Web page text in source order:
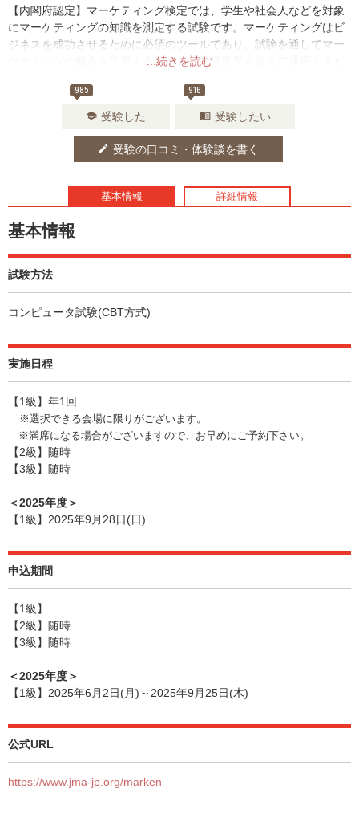
...続きを読む
【内閣府認定】マーケティング検定では、学生や社会人などを対象
にマーケティングの知識を測定する試験です。マーケティングはビ
ジネスを成功させるために必須のツールであり、試験を通してマー
ケティングの概念を学習することで、業種業界を超えて通用するビ
985
school 受験した
916
menu_book 受験したい
edit 受験の口コミ・体験談を書く
基本情報 詳細情報
基本情報
試験方法
コンピュータ試験(CBT方式)
実施日程
【1級】年1回
※選択できる会場に限りがございます。
※満席になる場合がございますので、お早めにご予約下さい。
【2級】随時
【3級】随時
＜2025年度＞
【1級】2025年9月28日(日)
申込期間
【1級】
【2級】随時
【3級】随時
＜2025年度＞
【1級】2025年6月2日(月)～2025年9月25日(木)
公式URL
https://www.jma-jp.org/marken